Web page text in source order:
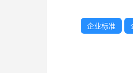
企业标准